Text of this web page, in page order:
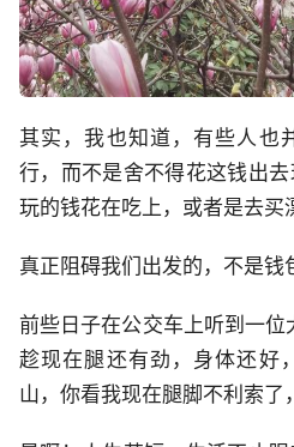
其实，我也知道，有些人也
行，而不是舍不得花这钱出
玩的钱花在吃上，或者是去买
真正阻碍我们出发的，不是钱
前些日子在公交车上听到一位
趁现在腿还有劲，身体还好
山，你看我现在腿脚不利索了